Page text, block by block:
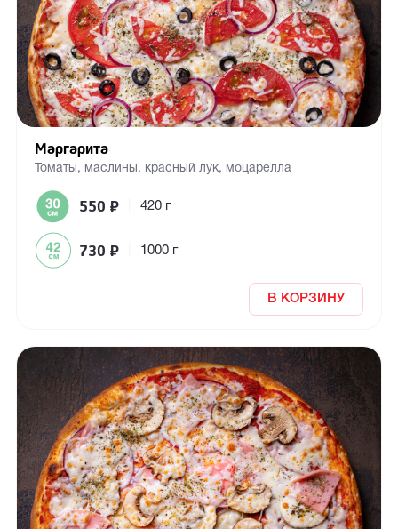
Маргарита
Томаты, маслины, красный лук, моцарелла
550 ₽ 420 г
730 ₽ 1000 г
В КОРЗИНУ